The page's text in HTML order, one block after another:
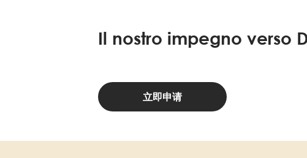
Il nostro impegno verso
立即申请